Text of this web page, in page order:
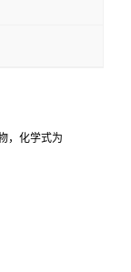
，化学式为